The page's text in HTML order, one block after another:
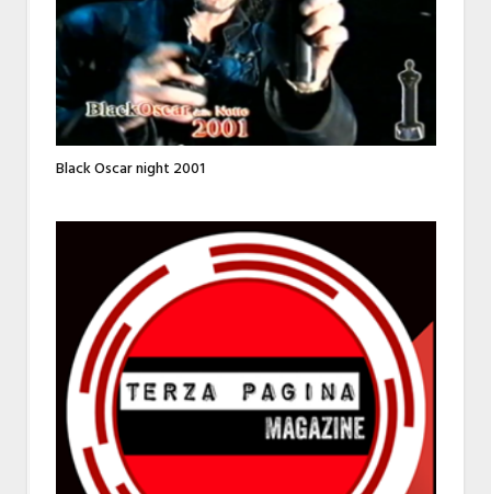
Black Oscar night 2001